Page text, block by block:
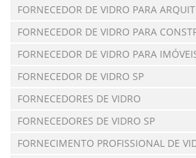
FORNECEDOR DE VIDRO PARA
FORNECEDOR DE VIDRO PARA
FORNECEDOR DE VIDRO PARA
FORNECEDOR DE VIDRO SP
FORNECEDORES DE VIDRO
FORNECEDORES DE VIDRO SP
FORNECIMENTO PROFISSIONAL DE